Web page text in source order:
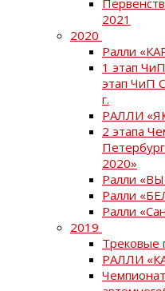
2021
2020
Ралли
1 этап
этап ЧиП
г.
РАЛЛИ
2 этапа
2020»
Ралли
Ралли
Ралли
2019
Трековые
РАЛЛИ